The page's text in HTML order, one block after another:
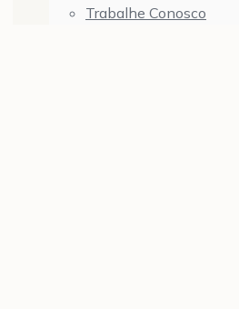
Trabalhe Conosco